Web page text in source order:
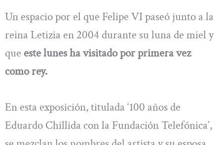
Un espacio por el que Felipe VI paseó junto a la
reina Letizia en 2004 durante su luna de miel y
que este lunes ha visitado por primera vez
como rey.
En esta exposición, titulada ‘100 años de
Eduardo Chillida con la Fundación Telefónica’,